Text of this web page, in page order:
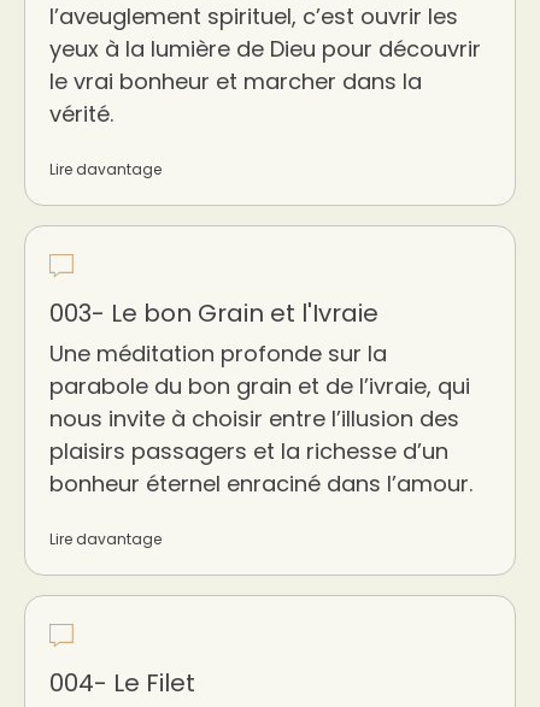
l’aveuglement spirituel, c’est ouvrir les
yeux à la lumière de Dieu pour découvrir
le vrai bonheur et marcher dans la
vérité.
Lire davantage
003- Le bon Grain et l'Ivraie
Une méditation profonde sur la
parabole du bon grain et de l’ivraie, qui
nous invite à choisir entre l’illusion des
plaisirs passagers et la richesse d’un
bonheur éternel enraciné dans l’amour.
Lire davantage
004- Le Filet